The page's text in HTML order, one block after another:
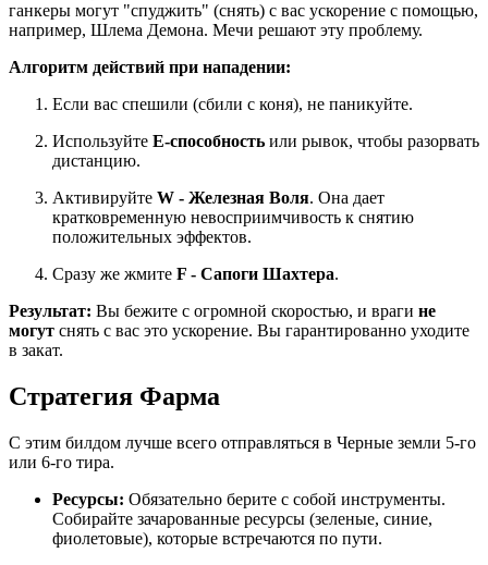
ганкеры могут "спуджить" (снять) с вас ускорение с помощью,
например, Шлема Демона. Мечи решают эту проблему.
Алгоритм действий при нападении:
Если вас спешили (сбили с коня), не паникуйте.
Используйте E-способность или рывок, чтобы разорвать
дистанцию.
Активируйте W - Железная Воля. Она дает
кратковременную невосприимчивость к снятию
положительных эффектов.
Сразу же жмите F - Сапоги Шахтера.
Результат: Вы бежите с огромной скоростью, и враги не
могут снять с вас это ускорение. Вы гарантированно уходите
в закат.
Стратегия Фарма
С этим билдом лучше всего отправляться в Черные земли 5-го
или 6-го тира.
Ресурсы: Обязательно берите с собой инструменты.
Собирайте зачарованные ресурсы (зеленые, синие,
фиолетовые), которые встречаются по пути.